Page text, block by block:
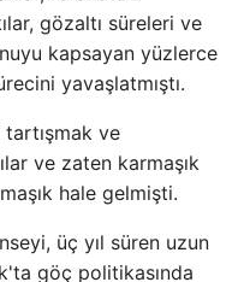
gözaltı süreleri ve
kapsayan yüzlerce
yavaşlatmıştı.
ve
ve zaten karmaşık
hale gelmişti.
üç yıl süren uzun
göç politikasında